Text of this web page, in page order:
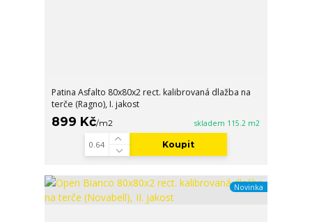
Patina Asfalto 80x80x2 rect. kalibrovaná dlažba na
terče (Ragno), I. jakost
899 Kč/m2 skladem 115.2 m2
Koupit
Novinka